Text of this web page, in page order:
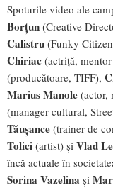
Spoturile video ale
Borțun (Creative
Calistru (Funky
Chiriac (actriță,
(producătoare, TIFF),
Marius Manole (actor,
(manager cultural,
Tăușance (trainer de
Tolici (artist) și Vlad
încă actuale în
Sorina Vazelina și